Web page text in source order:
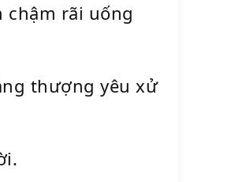
rãi uống
thượng yêu xử